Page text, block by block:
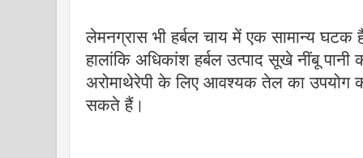
लेमनग्रास भी हर्बल चाय में एक सामान्य
हालांकि अधिकांश हर्बल उत्पाद सूखे नींबू पानी
अरोमाथेरेपी के लिए आवश्यक तेल का उपयोग
सकते हैं।